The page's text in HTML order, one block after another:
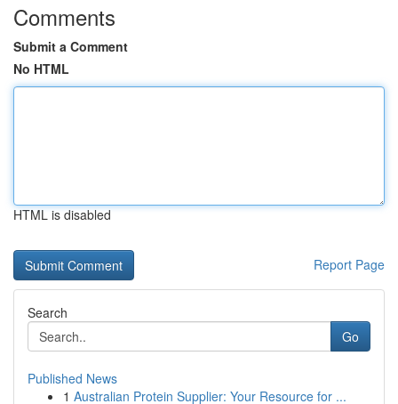
Comments
Submit a Comment
No HTML
HTML is disabled
Report Page
Search
Go
Published News
1 Australian Protein Supplier: Your Resource for ...